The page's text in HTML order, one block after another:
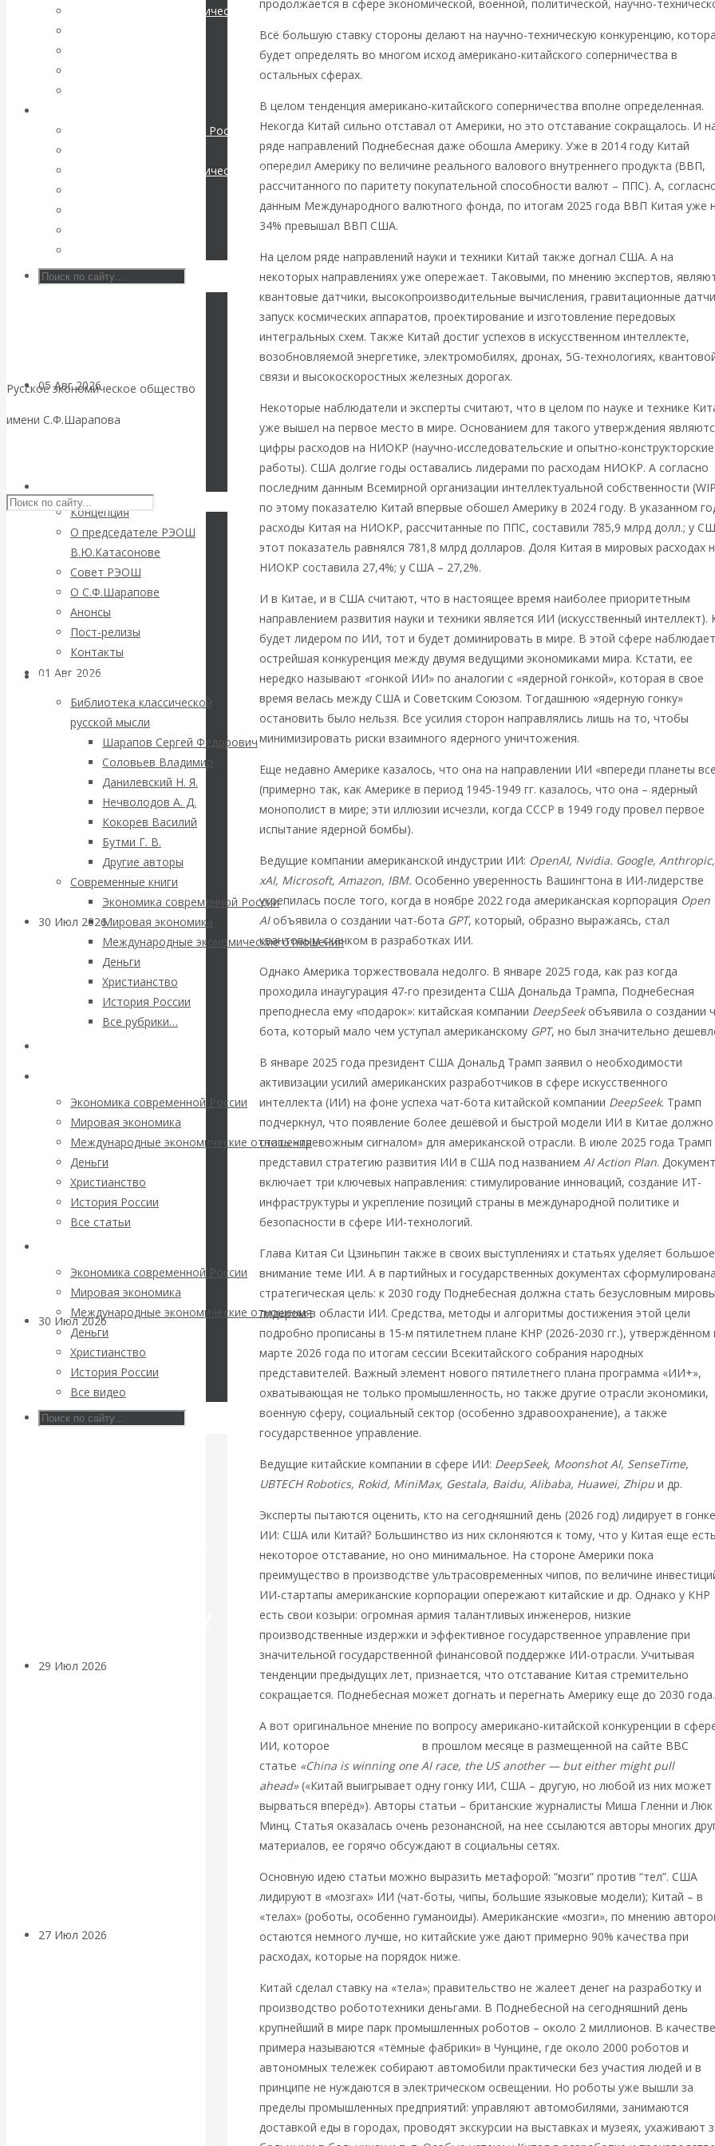
Международные экономические отношения
Экономика современной России
Международные экономические отношения
Русское экономическое общество
имени С.Ф.Шарапова
Концепция
О председателе РЭОШ
В.Ю.Катасонове
Совет РЭОШ
О С.Ф.Шарапове
Анонсы
Пост-релизы
Контакты
Библиотека
Библиотека классической
русской мысли
Шарапов Сергей Федорович
Соловьев Владимир
Данилевский Н. Я.
Нечволодов А. Д.
Кокорев Василий
Бутми Г. В.
Другие авторы
Современные книги
Экономика современной России
Мировая экономика
Международные экономические отношения
Деньги
Христианство
История России
Все рубрики…
Экономика современной России
Мировая экономика
Международные экономические отношения
Деньги
Христианство
История России
Все статьи
Экономика современной России
Мировая экономика
Международные экономические отношения
Деньги
Христианство
История России
Все видео
КАтасонов. К
112-летию
мировой войны:
вместо победы
Россия
получила
05 Авг 2026Деньги
Валентин
раз на тему
блокировки
банковских
счетов
01 Авг 2026
ВАлентин
Катасонов.
Саммит НАТО в
Турции: Drang
nach Osten
30 Июл 2026Банки
Валентин
Катасонов. Кто
финансовых
рынках?
Минфины хотят
быть главнее
Центробанков?
30 Июл 2026Цифровая
экономика
Валентин
Катасонов.
29 Июл 2026
27 Июл 2026
продолжается в сфере экономической, военной, политической, научно-
Всё большую ставку стороны делают на научно-техническую конкуренцию,
будет определять во многом исход американо-китайского соперничества в
остальных сферах.
В целом тенденция американо-китайского соперничества вполне определенная.
Некогда Китай сильно отставал от Америки, но это отставание сокращалось. И
ряде направлений Поднебесная даже обошла Америку. Уже в 2014 году Китай
опередил Америку по величине реального валового внутреннего продукта (ВВП,
рассчитанного по паритету покупательной способности валют – ППС). А,
данным Международного валютного фонда, по итогам 2025 года ВВП Китая уже
34% превышал ВВП США.
На целом ряде направлений науки и техники Китай также догнал США. А на
некоторых направлениях уже опережает. Таковыми, по мнению экспертов,
квантовые датчики, высокопроизводительные вычисления, гравитационные
запуск космических аппаратов, проектирование и изготовление передовых
интегральных схем. Также Китай достиг успехов в искусственном интеллекте,
возобновляемой энергетике, электромобилях, дронах, 5G-технологиях,
связи и высокоскоростных железных дорогах.
Некоторые наблюдатели и эксперты считают, что в целом по науке и технике
уже вышел на первое место в мире. Основанием для такого утверждения
цифры расходов на НИОКР (научно-исследовательские и опытно-конструкторские
работы). США долгие годы оставались лидерами по расходам НИОКР. А согласно
последним данным Всемирной организации интеллектуальной собственности
по этому показателю Китай впервые обошел Америку в 2024 году. В указанном
расходы Китая на НИОКР, рассчитанные по ППС, составили 785,9 млрд долл.; у
этот показатель равнялся 781,8 млрд долларов. Доля Китая в мировых расходах
НИОКР составила 27,4%; у США – 27,2%.
И в Китае, и в США считают, что в настоящее время наиболее приоритетным
направлением развития науки и техники является ИИ (искусственный интеллект).
будет лидером по ИИ, тот и будет доминировать в мире. В этой сфере
острейшая конкуренция между двумя ведущими экономиками мира. Кстати, ее
нередко называют «гонкой ИИ» по аналогии с «ядерной гонкой», которая в свое
время велась между США и Советским Союзом. Тогдашнюю «ядерную гонку»
остановить было нельзя. Все усилия сторон направлялись лишь на то, чтобы
минимизировать риски взаимного ядерного уничтожения.
Еще недавно Америке казалось, что она на направлении ИИ «впереди планеты
(примерно так, как Америке в период 1945-1949 гг. казалось, что она – ядерный
монополист в мире; эти иллюзии исчезли, когда СССР в 1949 году провел первое
испытание ядерной бомбы).
Ведущие компании американской индустрии ИИ: OpenAI, Nvidia. Google, Anthropic,
xAI, Microsoft, Amazon, IBM. Особенно уверенность Вашингтона в ИИ-лидерстве
укрепилась после того, когда в ноябре 2022 года американская корпорация Open
AIобъявила о создании чат-бота GPT, который, образно выражаясь, стал
квантовым скачком в разработках ИИ.
Однако Америка торжествовала недолго. В январе 2025 года, как раз когда
проходила инаугурация 47-го президента США Дональда Трампа, Поднебесная
преподнесла ему «подарок»: китайская компании DeepSeekобъявила о создании
бота, который мало чем уступал американскому GPT, но был значительно
В январе 2025 года президент США Дональд Трамп заявил о необходимости
активизации усилий американских разработчиков в сфере искусственного
интеллекта (ИИ) на фоне успеха чат-бота китайской компании DeepSeek. Трамп
подчеркнул, что появление более дешёвой и быстрой модели ИИ в Китае должно
стать «тревожным сигналом» для американской отрасли. В июле 2025 года Трамп
представил стратегию развития ИИ в США под названиемAI Action Plan. Документ
включает три ключевых направления: стимулирование инноваций, создание ИТ-
инфраструктуры и укрепление позиций страны в международной политике и
безопасности в сфере ИИ-технологий.
Глава Китая Си Цзиньпин также в своих выступлениях и статьях уделяет большое
внимание теме ИИ. А в партийных и государственных документах сформулирована
стратегическая цель: к 2030 году Поднебесная должна стать безусловным
лидером в области ИИ. Средства, методы и алгоритмы достижения этой цели
подробно прописаны в 15-м пятилетнем плане КНР (2026-2030 гг.), утверждённом
марте 2026 года по итогам сессии Всекитайского собрания народных
представителей. Важный элемент нового пятилетнего плана программа «ИИ+»,
охватывающая не только промышленность, но также другие отрасли экономики,
военную сферу, социальный сектор (особенно здравоохранение), а также
государственное управление.
Ведущие китайские компании в сфере ИИ: DeepSeek, Moonshot AI, SenseTime,
UBTECH Robotics, Rokid, MiniMax, Gestala, Baidu, Alibaba, Huawei, Zhipuи др.
Эксперты пытаются оценить, кто на сегодняшний день (2026 год) лидирует в гонке
ИИ: США или Китай? Большинство из них склоняются к тому, что у Китая еще есть
некоторое отставание, но оно минимальное. На стороне Америки пока
преимущество в производстве ультрасовременных чипов, по величине
ИИ-стартапы американские корпорации опережают китайские и др. Однако у КНР
есть свои козыри: огромная армия талантливых инженеров, низкие
производственные издержки и эффективное государственное управление при
значительной государственной финансовой поддержке ИИ-отрасли. Учитывая
тенденции предыдущих лет, признается, что отставание Китая стремительно
сокращается. Поднебесная может догнать и перегнать Америку еще до 2030 года.
А вот оригинальное мнение по вопросу американо-китайской конкуренции в
ИИ, которое
в прошлом месяце в размещенной на сайте ВВС
статье «China is winning one AI race, the US another — but either might pull
ahead»(«Китай выигрывает одну гонку ИИ, США – другую, но любой из них может
вырваться вперёд»). Авторы статьи – британские журналисты Миша Гленни и Люк
Минц. Статья оказалась очень резонансной, на нее ссылаются авторы многих
материалов, ее горячо обсуждают в социальны сетях.
Основную идею статьи можно выразить метафорой: “мозги” против “тел”. США
лидируют в «мозгах» ИИ (чат-боты, чипы, большие языковые модели); Китай – в
«телах» (роботы, особенно гуманоиды). Американские «мозги», по мнению
остаются немного лучше, но китайские уже дают примерно 90% качества при
расходах, которые на порядок ниже.
Китай сделал ставку на «тела»; правительство не жалеет денег на разработку и
производство робототехники деньгами. В Поднебесной на сегодняшний день
крупнейший в мире парк промышленных роботов – около 2 миллионов. В качестве
примера называются «тёмные фабрики» в Чунцине, где около 2000 роботов и
автономных тележек собирают автомобили практически без участия людей и в
принципе не нуждаются в электрическом освещении. Но роботы уже вышли за
пределы промышленных предприятий: управляют автомобилями, занимаются
доставкой еды в городах, проводят экскурсии на выставках и музеях, ухаживают